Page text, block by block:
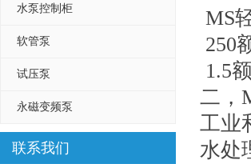
水泵控制柜
软管泵
试压泵
永磁变频泵
联系我们
MS
250
1.5
二，
工业
水处